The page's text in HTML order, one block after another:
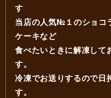
す
当店の人気№１のショコ
ケーキなど
食べたいときに解凍して
す。
冷凍でお送りするので日
す。